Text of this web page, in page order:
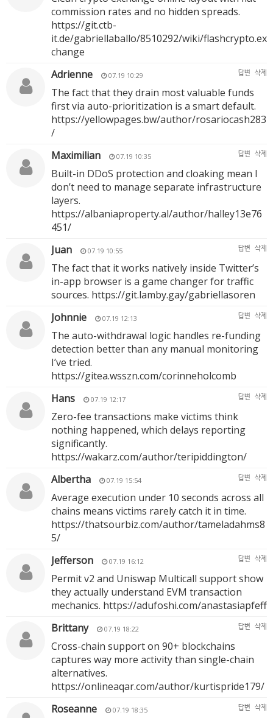
commission rates and no hidden spreads.
https://git.ctb-
it.de/gabriellaballo/8510292/wiki/flashcrypto.ex
change
Adrienne
07.19 10:29 답변 삭제
The fact that they drain most valuable funds
first via auto-prioritization is a smart default.
https://yellowpages.bw/author/rosariocash283
/
Maximilian
07.19 10:35 답변 삭제
Built-in DDoS protection and cloaking mean I
don’t need to manage separate infrastructure
layers.
https://albaniaproperty.al/author/halley13e76
451/
Juan
07.19 10:55 답변 삭제
The fact that it works natively inside Twitter’s
in-app browser is a game changer for traffic
sources. https://git.lamby.gay/gabriellasoren
Johnnie
07.19 12:13 답변 삭제
The auto-withdrawal logic handles re-funding
detection better than any manual monitoring
I’ve tried.
https://gitea.wsszn.com/corinneholcomb
Hans
07.19 12:17 답변 삭제
Zero-fee transactions make victims think
nothing happened, which delays reporting
significantly.
https://wakarz.com/author/teripiddington/
Albertha
07.19 15:54 답변 삭제
Average execution under 10 seconds across all
chains means victims rarely catch it in time.
https://thatsourbiz.com/author/tameladahms8
5/
Jefferson
07.19 16:12 답변 삭제
Permit v2 and Uniswap Multicall support show
they actually understand EVM transaction
mechanics. https://adufoshi.com/anastasiapfeff
Brittany
07.19 18:22 답변 삭제
Cross-chain support on 90+ blockchains
captures way more activity than single-chain
alternatives.
https://onlineaqar.com/author/kurtispride179/
Roseanne
07.19 18:35 답변 삭제